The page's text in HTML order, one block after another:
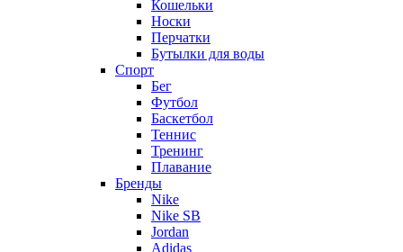
Кошельки
Носки
Перчатки
Бутылки для воды
Спорт
Бег
Футбол
Баскетбол
Теннис
Тренинг
Плавание
Бренды
Nike
Nike SB
Jordan
Adidas